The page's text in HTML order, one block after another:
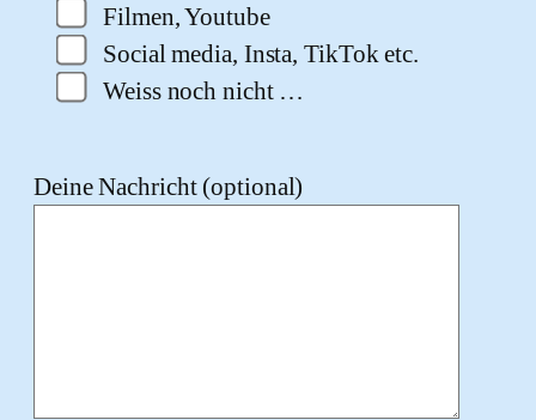
Filmen, Youtube
Social media, Insta, TikTok etc.
Weiss noch nicht …
Deine Nachricht (optional)